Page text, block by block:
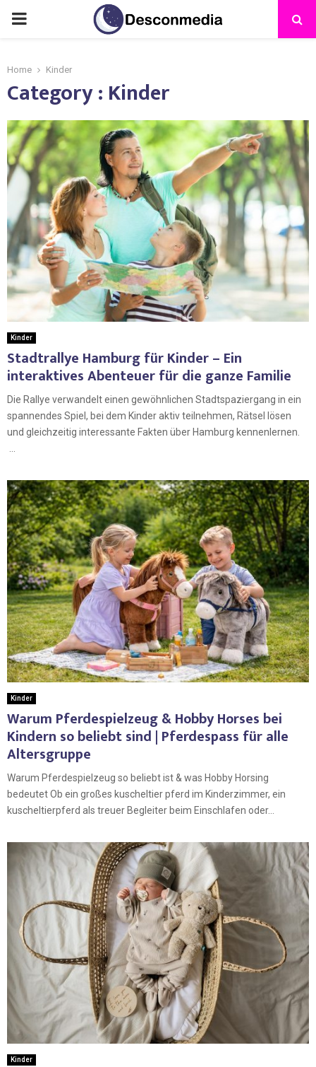
Home Kinder
Category : Kinder
Kinder
Stadtrallye Hamburg für Kinder – Ein
interaktives Abenteuer für die ganze Familie
Die Rallye verwandelt einen gewöhnlichen Stadtspaziergang in ein
spannendes Spiel, bei dem Kinder aktiv teilnehmen, Rätsel lösen
und gleichzeitig interessante Fakten über Hamburg kennenlernen.
...
Kinder
Warum Pferdespielzeug & Hobby Horses bei
Kindern so beliebt sind | Pferdespass für alle
Altersgruppe
Warum Pferdespielzeug so beliebt ist & was Hobby Horsing
bedeutet Ob ein großes kuscheltier pferd im Kinderzimmer, ein
kuscheltierpferd als treuer Begleiter beim Einschlafen oder...
Kinder